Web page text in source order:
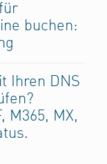
buchen:
Ihren DNS
M365, MX,